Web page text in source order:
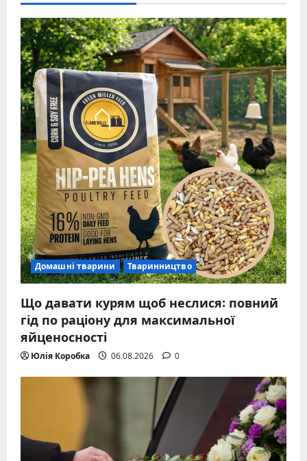
Домашні тварини Тваринництво
Що давати курям щоб неслися: повний
гід по раціону для максимальної
яйценосності
Юлія Коробка 06.08.2026 0